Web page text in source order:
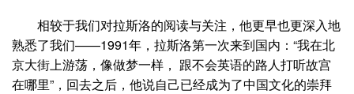
相较于我们对拉斯洛的阅读与关注，他更早也更深入地
熟悉了我们——1991年，拉斯洛第一次来到国内：“我在北
京大街上游荡，像做梦一样， 跟不会英语的路人打听故宫
在哪里”，回去之后，他说自己已经成为了中国文化的崇拜